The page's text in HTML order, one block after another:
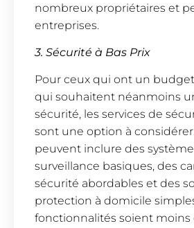
nombreux propriétaires et
entreprises.
3. Sécurité à Bas Prix
Pour ceux qui ont un
qui souhaitent néanmoins
sécurité, les services de
sont une option à
peuvent inclure des
surveillance basiques, des
sécurité abordables et des
protection à domicile
fonctionnalités soient